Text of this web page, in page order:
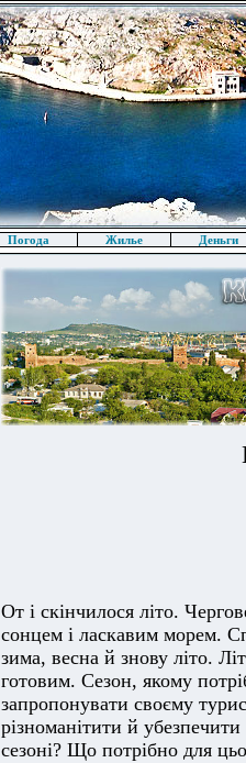
Погода Жилье
Деньги
От і скінчилося літо.
сонцем і ласкавим морем.
зима, весна й знову літо.
готовим. Сезон, якому
запропонувати своєму
різноманітити й
сезоні? Що потрібно для